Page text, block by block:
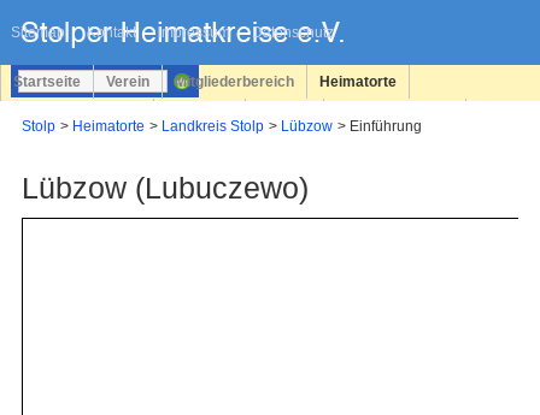
Sitemap Kontakt Impressum Datenschutz
überspringen
Startseite Verein Mitgliederbereich Heimatorte
Stolp Heimatorte Landkreis Stolp Lübzow Einführung
Lübzow (Lubuczewo)